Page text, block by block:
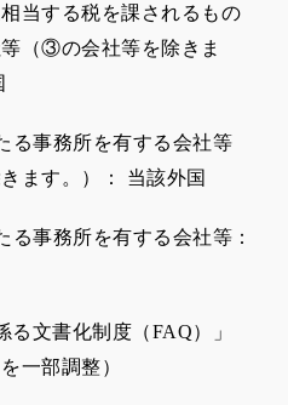
当する税を課されるもの
（③の会社等を除きま
る事務所を有する会社等
ます。）： 当該外国
る事務所を有する会社等：
る文書化制度（FAQ）」
一部調整）